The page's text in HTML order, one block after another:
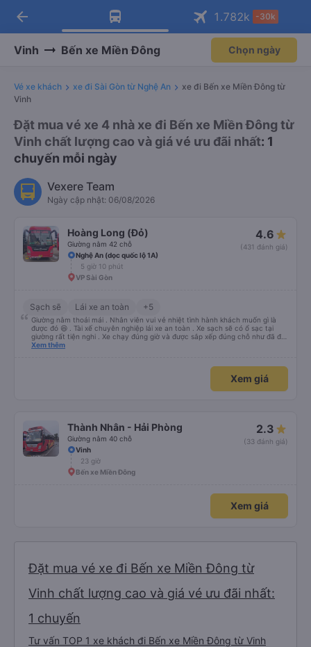
Tải app Vexere ngay!
Nhận ưu đãi thành viên độc
Mở app
Tải app Vexere
-30k/ghế khi đặt vé máy bay qua
Mở app
arrow_back 1.782k -30k
Vinh Bến xe Miền Đông Chọn ngày
Vé xe khách xe đi Sài Gòn từ Nghệ An
xe đi Bến xe Miền Đông từ
Vinh
Đặt mua vé xe 4 nhà xe đi Bến xe Miền Đông từ
Vinh chất lượng cao và giá vé ưu đãi nhất: 1
chuyến mỗi ngày
Vexere Team
Ngày cập nhật: 06/08/2026
Hoàng Long (Đỏ)
Giường nằm 42 chỗ
4.6
(431 đánh giá)
Nghệ An (dọc quốc lộ 1A)
5 giờ 10 phút
VP Sài Gòn
Sạch sẽ Lái xe an toàn +5
Giường nằm thoải mái . Nhân viên vui vẻ nhiệt tình hành khách muốn gì là
được đó 😆 . Tài xế chuyên nghiệp lái xe an toàn . Xe sạch sẽ có ổ sạc tại
giường rất tiện nghi . Xe chạy đúng giờ và được sắp xếp đúng chỗ như đã đặt
. Điểm 10 cho hoàng long đỏ 👍
Xem thêm
Xem giá
Thành Nhân - Hải Phòng
Giường nằm 40 chỗ
2.3
(33 đánh giá)
Vinh
23 giờ
Bến xe Miền Đông
Xem giá
Đặt mua vé xe đi Bến xe Miền Đông từ
Vinh chất lượng cao và giá vé ưu đãi nhất:
1 chuyến
Tư vấn TOP 1 xe khách đi Bến xe Miền Đông từ Vinh